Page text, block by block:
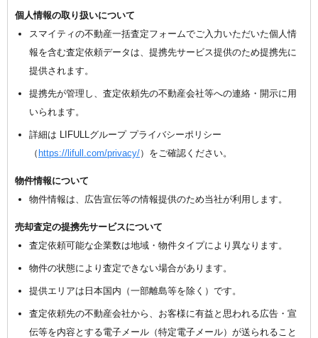
個人情報の取り扱いについて
スマイティの不動産一括査定フォームでご入力いただいた個人情
報を含む査定依頼データは、提携先サービス提供のため提携先に
提供されます。
提携先が管理し、査定依頼先の不動産会社等への連絡・開示に用
いられます。
詳細は LIFULLグループ プライバシーポリシー
（ https://lifull.com/privacy/）をご確認ください。
物件情報について
物件情報は、広告宣伝等の情報提供のため当社が利用します。
売却査定の提携先サービスについて
査定依頼可能な企業数は地域・物件タイプにより異なります。
物件の状態により査定できない場合があります。
提供エリアは日本国内（一部離島等を除く）です。
査定依頼先の不動産会社から、お客様に有益と思われる広告・宣
伝等を内容とする電子メール（特定電子メール）が送られること